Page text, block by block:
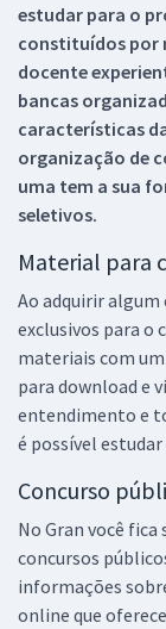
estudar para o
constituídos por
docente
bancas
características
organização de
uma tem a sua
seletivos.
Material para
Ao adquirir algum
exclusivos para o
materiais com
para download e
entendimento e
é possível estudar
Concurso
No Gran você fica
concursos
informações
online que